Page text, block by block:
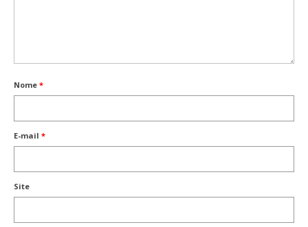
Nome *
E-mail *
Site